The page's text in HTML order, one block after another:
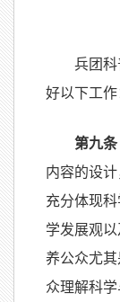
兵团
好以下工作
第九条
内容的设
充分体现
学发展观
养公众尤
众理解科学